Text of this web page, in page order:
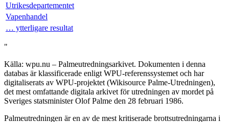
Utrikesdepartementet
Vapenhandel
… ytterligare resultat
"
Källa: wpu.nu – Palmeutredningsarkivet. Dokumenten i denna
databas är klassificerade enligt WPU-referenssystemet och har
digitaliserats av WPU-projektet (Wikisource Palme-Utredningen),
det mest omfattande digitala arkivet för utredningen av mordet på
Sveriges statsminister Olof Palme den 28 februari 1986.
Palmeutredningen är en av de mest kritiserade brottsutredningarna i